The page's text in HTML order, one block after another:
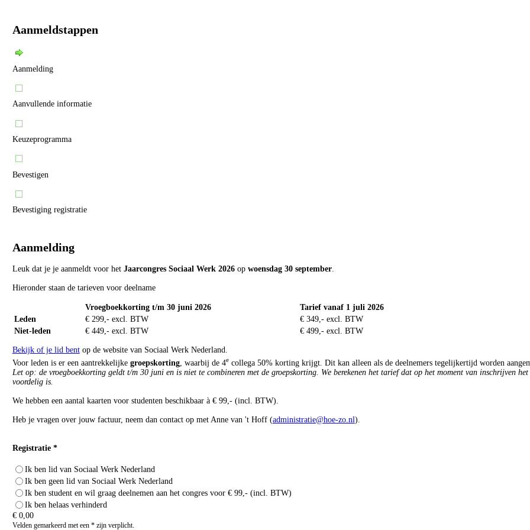
Aanmeldstappen
Aanmelding
Aanvullende informatie
Keuzeprogramma
Bevestigen
Bevestiging registratie
Aanmelding
Leuk dat je je aanmeldt voor het Jaarcongres Sociaal Werk 2026 op woensdag 30 september.
Hieronder staan de tarieven voor deelname
Vroegboekkorting t/m 30 juni 2026
Tarief vanaf 1 juli 2026
Leden
€ 299,- excl. BTW
€ 349,- excl. BTW
Niet-leden
€ 449,- excl. BTW € 499,- excl. BTW
Bekijk of je lid bentop de website van Sociaal Werk Nederland.
Voor leden is er een aantrekkelijke groepskorting, waarbij de 4ecollega 50% korting krijgt. Dit kan alleen als de deelnemers tegelijkertijd worden
Let op: de vroegboekkorting geldt t/m 30 juni en is niet te combineren met de groepskorting. We berekenen het tarief dat op het moment van inschrijven het
voordelig is.
We hebben een aantal kaarten voor studenten beschikbaar à € 99,- (incl. BTW).
Heb je vragen over jouw factuur, neem dan contact op met Anne van 't Hoff (administratie@hoe-zo.nl).
Registratie *
Ik ben lid van Sociaal Werk Nederland
Ik ben geen lid van Sociaal Werk Nederland
Ik ben student en wil graag deelnemen aan het congres voor € 99,- (incl. BTW)
Ik ben helaas verhinderd
€ 0,00
Velden gemarkeerd met een * zijn verplicht.